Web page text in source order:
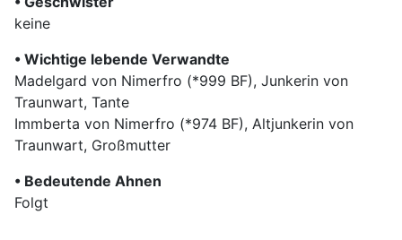
keine
• Wichtige lebende Verwandte
Madelgard von Nimerfro (*999 BF), Junkerin von
Traunwart, Tante
Immberta von Nimerfro (*974 BF), Altjunkerin von
Traunwart, Großmutter
• Bedeutende Ahnen
Folgt